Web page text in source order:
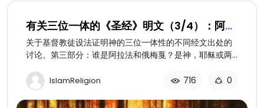
有关三位一体的《圣经》明文（3/4）：阿拉
法和俄梅戛
关于基督教徒设法证明神的三位一体性的不同经文出处的
讨论。第三部分：谁是阿拉法和俄梅戛？是神，耶稣或两
IslamReligion 716 0